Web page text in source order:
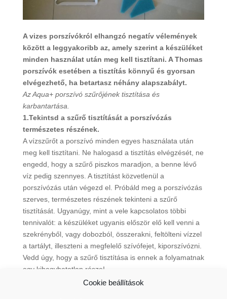
Cookie beállítások
A vizes porszívókról elhangzó negatív vélemények
között a leggyakoribb az, amely szerint a készüléket
minden használat után meg kell tisztítani. A Thomas
porszívók esetében a tisztítás könnyű és gyorsan
elvégezhető, ha betartasz néhány alapszabályt.
Az Aqua+ porszívó szűrőjének tisztítása és
karbantartása.
1.Tekintsd a szűrő tisztítását a porszívózás
természetes részének.
A vízszűrőt a porszívó minden egyes használata után
meg kell tisztítani. Ne halogasd a tisztítás elvégzését, ne
engedd, hogy a szűrő piszkos maradjon, a benne lévő
víz pedig szennyes. A tisztítást közvetlenül a
porszívózás után végezd el. Próbáld meg a porszívózás
szerves, természetes részének tekinteni a szűrő
tisztítását. Ugyanúgy, mint a vele kapcsolatos többi
tennivalót: a készüléket ugyanis először elő kell venni a
szekrényből, vagy dobozból, összerakni, feltölteni vízzel
a tartályt, illeszteni a megfelelő szívófejet, kiporszívózni.
Vedd úgy, hogy a szűrő tisztítása is ennek a folyamatnak
egy kihagyhatatlan része!
2.Mielőtt kinyitod a szűrőt, töltsd fel vízzel!